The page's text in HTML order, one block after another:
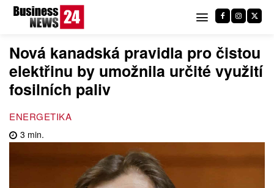
Nová kanadská pravidla pro čistou
elektřinu by umožnila určité využití
fosilních paliv
ENERGETIKA
3 min.